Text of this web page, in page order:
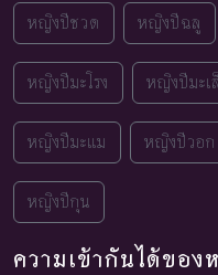
หญิงปีชวด หญิงปีฉลู
หญิงปีมะโรง หญิงปีมะเ
หญิงปีมะแม หญิงปีวอก
หญิงปีกุน
ความเข้ากันได้ขอ